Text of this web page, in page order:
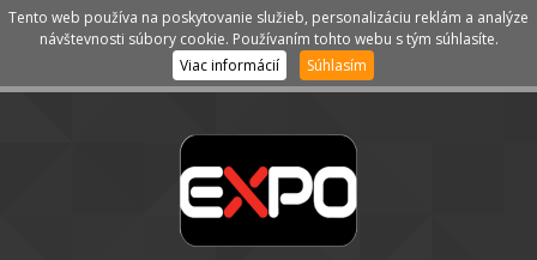
Kategórie Menu
Tento web používa na poskytovanie služieb, personalizáciu reklám a analýze
návštevnosti súbory cookie. Používaním tohto webu s tým súhlasíte.
Viac informácií
Súhlasím